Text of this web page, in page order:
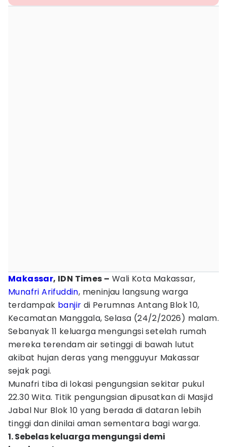
Makassar, IDN Times – Wali Kota Makassar,
Munafri Arifuddin, meninjau langsung warga
terdampak banjir di Perumnas Antang Blok 10,
Kecamatan Manggala, Selasa (24/2/2026) malam.
Sebanyak 11 keluarga mengungsi setelah rumah
mereka terendam air setinggi di bawah lutut
akibat hujan deras yang mengguyur Makassar
sejak pagi.
Munafri tiba di lokasi pengungsian sekitar pukul
22.30 Wita. Titik pengungsian dipusatkan di Masjid
Jabal Nur Blok 10 yang berada di dataran lebih
tinggi dan dinilai aman sementara bagi warga.
1. Sebelas keluarga mengungsi demi